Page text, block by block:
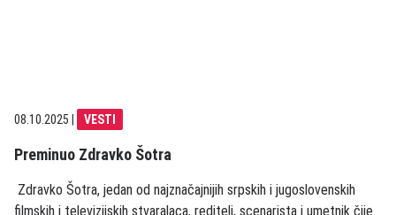
08.10.2025 VESTI
Preminuo Zdravko Šotra
Zdravko Šotra, jedan od najznačajnijih srpskih i jugoslovenskih
filmskih i televizijskih stvaralaca, reditelj, scenarista i umetnik čije